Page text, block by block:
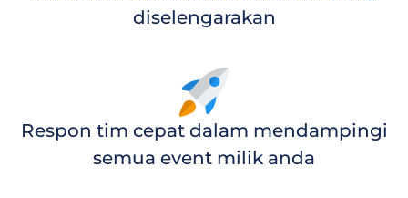
diselengarakan
Respon tim cepat dalam mendampingi
semua event milik anda